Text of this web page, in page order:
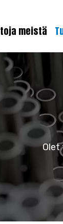
meistä
Olet